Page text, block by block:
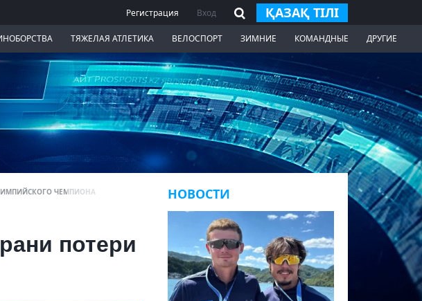
Регистрация Вход ҚАЗАҚ ТІЛІ
ТЯЖЕЛАЯ АТЛЕТИКА ВЕЛОСПОРТ ЗИМНИЕ КОМАНДНЫЕ ДРУГИЕ
ЧЕМПИОНА
потери
НОВОСТИ